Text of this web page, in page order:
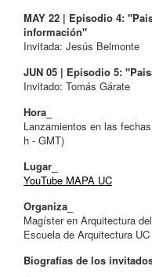
MAY 22 | Episodio 4:
información"
Invitada: Jesús Belmonte
JUN 05 | Episodio 5:
Invitado: Tomás Gárate
Hora_
Lanzamientos en las
h - GMT)
Lugar_
YouTube MAPA UC
Organiza_
Magíster en Arquitectura
Escuela de Arquitectura UC
Biografías de los